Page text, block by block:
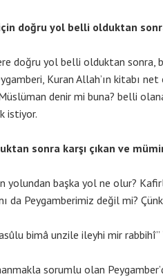
doğru yol belli olduktan
doğru yol belli olduktan sonra,
Kuran Allah’ın kitabı
denir mi buna? belli
istiyor.
sonra karşı çıkan ve
yolundan başka yol ne olur?
da Peygamberimiz değil mi?
bimâ unzile ileyhi mir rabbihî”
sorumlu olan